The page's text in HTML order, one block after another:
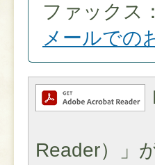
ファックス
メールでの
Reader）」